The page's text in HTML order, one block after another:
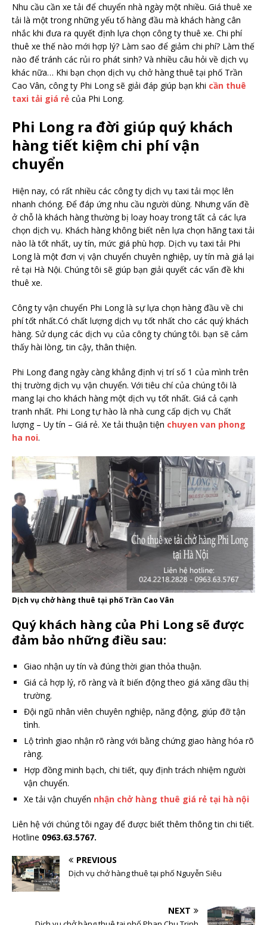
Nhu cầu cần xe tải để chuyển nhà ngày một nhiều. Giá thuê xe
tải là một trong những yếu tố hàng đầu mà khách hàng cân
nhắc khi đưa ra quyết định lựa chọn công ty thuê xe. Chi phí
thuê xe thế nào mới hợp lý? Làm sao để giảm chi phí? Làm thế
nào để tránh các rủi ro phát sinh? Và nhiều câu hỏi về dịch vụ
khác nữa… Khi bạn chọn dịch vụ chở hàng thuê tại phố Trần
Cao Vân, công ty Phi Long sẽ giải đáp giúp bạn khi cần thuê
taxi tải giá rẻ của Phi Long.
Phi Long ra đời giúp quý khách
hàng tiết kiệm chi phí vận
chuyển
Hiện nay, có rất nhiều các công ty dịch vụ taxi tải mọc lên
nhanh chóng. Để đáp ứng nhu cầu người dùng. Nhưng vấn đề
ở chỗ là khách hàng thường bị loay hoay trong tất cả các lựa
chọn dịch vụ. Khách hàng không biết nên lựa chọn hãng taxi tải
nào là tốt nhất, uy tín, mức giá phù hợp. Dịch vụ taxi tải Phi
Long là một đơn vị vận chuyển chuyên nghiệp, uy tín mà giá lại
rẻ tại Hà Nội. Chúng tôi sẽ giúp bạn giải quyết các vấn đề khi
thuê xe.
Công ty vận chuyển Phi Long là sự lựa chọn hàng đầu về chi
phí tốt nhất.Có chất lượng dịch vụ tốt nhất cho các quý khách
hàng. Sử dụng các dịch vụ của công ty chúng tôi. bạn sẽ cảm
thấy hài lòng, tin cậy, thân thiện.
Phi Long đang ngày càng khẳng định vị trí số 1 của mình trên
thị trường dịch vụ vận chuyển. Với tiêu chí của chúng tôi là
mang lại cho khách hàng một dịch vụ tốt nhất. Giá cả cạnh
tranh nhất. Phi Long tự hào là nhà cung cấp dịch vụ Chất
lượng – Uy tín – Giá rẻ. Xe tải thuận tiện chuyen van phong
ha noi.
Dịch vụ chở hàng thuê tại phố Trần Cao Vân
Quý khách hàng của Phi Long sẽ được
đảm bảo những điều sau:
Giao nhận uy tín và đúng thời gian thỏa thuận.
Giá cả hợp lý, rõ ràng và ít biến động theo giá xăng dầu thị
trường.
Đội ngũ nhân viên chuyên nghiệp, năng động, giúp đỡ tận
tình.
Lộ trình giao nhận rõ ràng với bằng chứng giao hàng hóa rõ
ràng.
Hợp đồng minh bạch, chi tiết, quy định trách nhiệm người
vận chuyển.
Xe tải vận chuyển nhận chở hàng thuê giá rẻ tại hà nội
Liên hệ với chúng tôi ngay để được biết thêm thông tin chi tiết.
Hotline 0963.63.5767.
PREVIOUS
Dịch vụ chở hàng thuê tại phố Nguyễn Siêu
NEXT